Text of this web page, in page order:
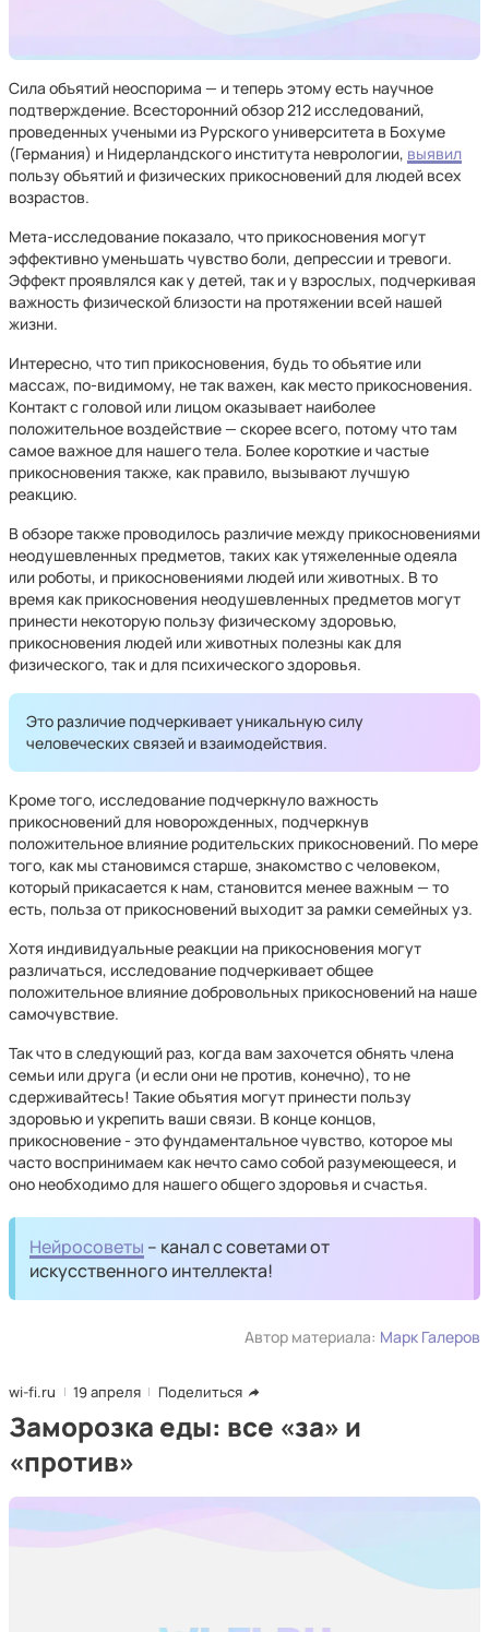
Сила объятий неоспорима — и теперь этому есть научное
подтверждение. Всесторонний обзор 212 исследований,
проведенных учеными из Рурского университета в Бохуме
(Германия) и Нидерландского института неврологии, выявил
пользу объятий и физических прикосновений для людей всех
возрастов.
Мета-исследование показало, что прикосновения могут
эффективно уменьшать чувство боли, депрессии и тревоги.
Эффект проявлялся как у детей, так и у взрослых, подчеркивая
важность физической близости на протяжении всей нашей
жизни.
Интересно, что тип прикосновения, будь то объятие или
массаж, по-видимому, не так важен, как место прикосновения.
Контакт с головой или лицом оказывает наиболее
положительное воздействие — скорее всего, потому что там
самое важное для нашего тела. Более короткие и частые
прикосновения также, как правило, вызывают лучшую
реакцию.
В обзоре также проводилось различие между прикосновениями
неодушевленных предметов, таких как утяжеленные одеяла
или роботы, и прикосновениями людей или животных. В то
время как прикосновения неодушевленных предметов могут
принести некоторую пользу физическому здоровью,
прикосновения людей или животных полезны как для
физического, так и для психического здоровья.
Это различие подчеркивает уникальную силу
человеческих связей и взаимодействия.
Кроме того, исследование подчеркнуло важность
прикосновений для новорожденных, подчеркнув
положительное влияние родительских прикосновений. По мере
того, как мы становимся старше, знакомство с человеком,
который прикасается к нам, становится менее важным — то
есть, польза от прикосновений выходит за рамки семейных уз.
Хотя индивидуальные реакции на прикосновения могут
различаться, исследование подчеркивает общее
положительное влияние добровольных прикосновений на наше
самочувствие.
Так что в следующий раз, когда вам захочется обнять члена
семьи или друга (и если они не против, конечно), то не
сдерживайтесь! Такие объятия могут принести пользу
здоровью и укрепить ваши связи. В конце концов,
прикосновение - это фундаментальное чувство, которое мы
часто воспринимаем как нечто само собой разумеющееся, и
оно необходимо для нашего общего здоровья и счастья.
Нейросоветы – канал с советами от
искусственного интеллекта!
Автор материала: Марк Галеров
wi-fi.ru 19 апреля Поделиться
Заморозка еды: все «за» и
«против»